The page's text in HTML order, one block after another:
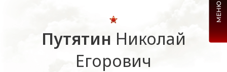
Путятин Николай
Егорович
МЕНЮ